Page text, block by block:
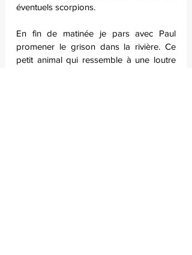
éventuels scorpions.
En fin de matinée je pars avec Paul
promener le grison dans la rivière. Ce
petit animal qui ressemble à une loutre